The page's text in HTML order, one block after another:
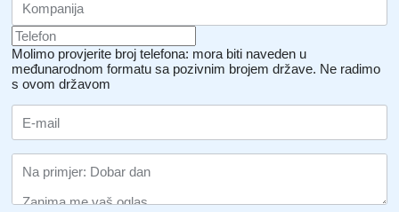
Molimo provjerite broj telefona: mora biti naveden u
međunarodnom formatu sa pozivnim brojem države. Ne radimo
s ovom državom